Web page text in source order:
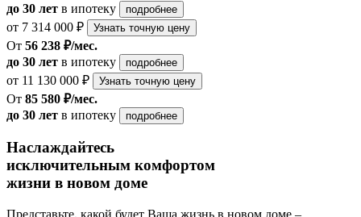
до 30 лет в ипотеку подробнее
от 7 314 000 ₽ Узнать точную цену
От 56 238 ₽/мес.
до 30 лет в ипотеку подробнее
от 11 130 000 ₽ Узнать точную цену
От 85 580 ₽/мес.
до 30 лет в ипотеку подробнее
Наслаждайтесь
исключительным комфортом
жизни в новом доме
Представьте, какой будет Ваша жизнь в новом доме –